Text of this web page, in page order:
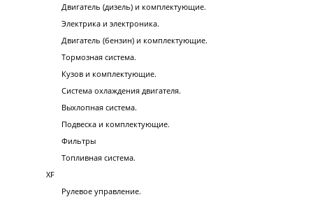
Двигатель (дизель) и комплектующие.
Электрика и электроника.
Двигатель (бензин) и комплектующие.
Тормозная система.
Кузов и комплектующие.
Система охлаждения двигателя.
Выхлопная система.
Подвеска и комплектующие.
Фильтры
Топливная система.
XF
Рулевое управление.